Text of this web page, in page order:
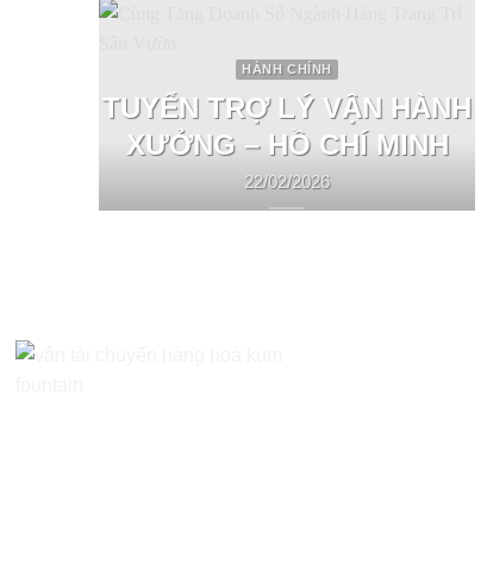
HÀNH CHÍNH
TUYỂN TRỢ LÝ VẬN HÀNH
XƯỞNG – HỒ CHÍ MINH
22/02/2026